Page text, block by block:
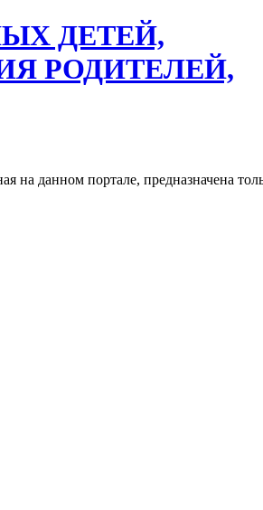
ДЕТЕЙ,
РОДИТЕЛЕЙ,
на данном портале, предназначена